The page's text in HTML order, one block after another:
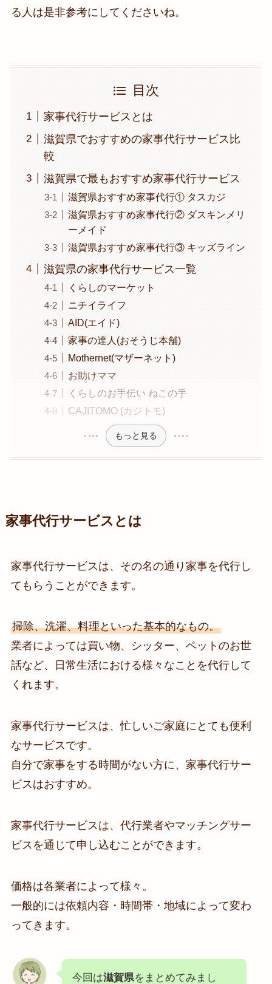
る人は是非参考にしてくださいね。
目次
家事代行サービスとは
滋賀県でおすすめの家事代行サービス比
較
滋賀県で最もおすすめ家事代行サービス
滋賀県おすすめ家事代行① タスカジ
滋賀県おすすめ家事代行② ダスキンメリ
ーメイド
滋賀県おすすめ家事代行③ キッズライン
滋賀県の家事代行サービス一覧
くらしのマーケット
ニチイライフ
AID(エイド)
家事の達人(おそうじ本舗)
Mothernet(マザーネット)
お助けママ
くらしのお手伝い ねこの手
CAJITOMO (カジトモ)
もっと見る
家事代行サービスとは
家事代行サービスは、その名の通り家事を代行し
てもらうことができます。
掃除、洗濯、料理といった基本的なもの。
業者によっては買い物、シッター、ペットのお世
話など、日常生活における様々なことを代行して
くれます。
家事代行サービスは、忙しいご家庭にとても便利
なサービスです。
自分で家事をする時間がない方に、家事代行サー
ビスはおすすめ。
家事代行サービスは、代行業者やマッチングサー
ビスを通じて申し込むことができます。
価格は各業者によって様々。
一般的には依頼内容・時間帯・地域によって変わ
ってきます。
今回は滋賀県をまとめてみまし